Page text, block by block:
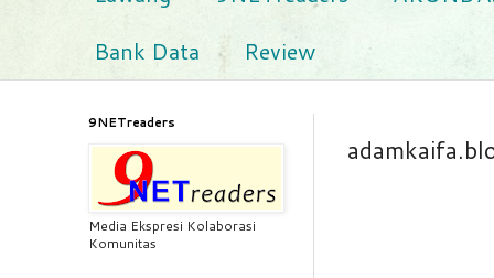
Bank Data
Review
9NETreaders
Media Ekspresi Kolaborasi
Komunitas